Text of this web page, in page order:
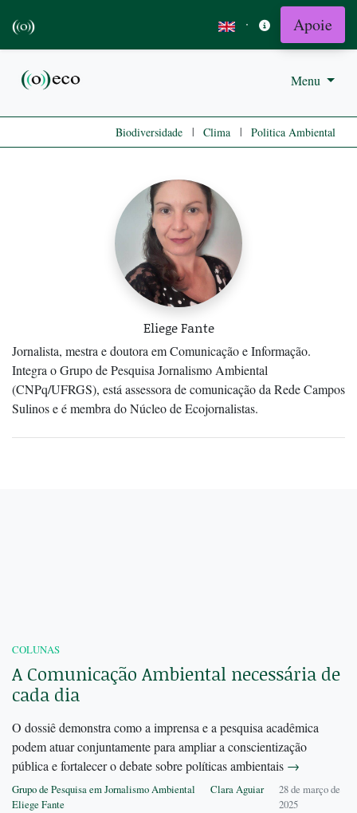
· Apoie
Menu
Biodiversidade | Clima | Politica Ambiental
Eliege Fante
Jornalista, mestra e doutora em Comunicação e Informação.
Integra o Grupo de Pesquisa Jornalismo Ambiental
(CNPq/UFRGS), está assessora de comunicação da Rede Campos
Sulinos e é membra do Núcleo de Ecojornalistas.
COLUNAS
A Comunicação Ambiental necessária de
cada dia
O dossiê demonstra como a imprensa e a pesquisa acadêmica
podem atuar conjuntamente para ampliar a conscientização
pública e fortalecer o debate sobre políticas ambientais →
Grupo de Pesquisa em Jornalismo Ambiental
Clara Aguiar
Eliege Fante
28 de março de
2025